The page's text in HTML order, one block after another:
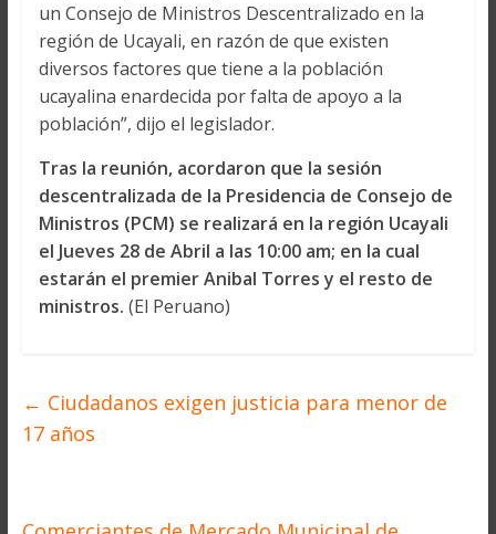
un Consejo de Ministros Descentralizado en la
región de Ucayali, en razón de que existen
diversos factores que tiene a la población
ucayalina enardecida por falta de apoyo a la
población”, dijo el legislador.
Tras la reunión, acordaron que la sesión
descentralizada de la Presidencia de Consejo de
Ministros (PCM) se realizará en la región Ucayali
el Jueves 28 de Abril a las 10:00 am; en la cual
estarán el premier Anibal Torres y el resto de
ministros. (El Peruano)
← Ciudadanos exigen justicia para menor de
17 años